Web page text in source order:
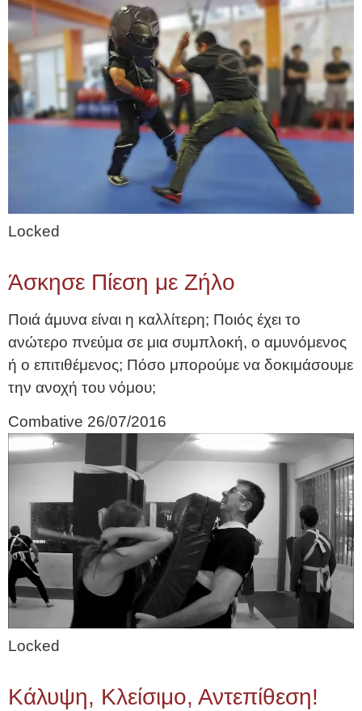
Locked
Άσκησε Πίεση με Ζήλο
Ποιά άμυνα είναι η καλλίτερη; Ποιός έχει το
ανώτερο πνεύμα σε μια συμπλοκή, ο αμυνόμενος
ή ο επιτιθέμενος; Πόσο μπορούμε να δοκιμάσουμε
την ανοχή του νόμου;
Combative 26/07/2016
Locked
Κάλυψη, Κλείσιμο, Αντεπίθεση!